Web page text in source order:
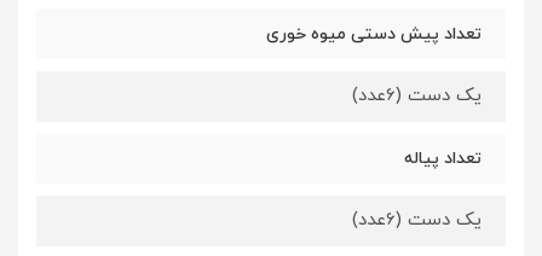
تعداد پیش دستی میوه خوری
یک دست (6عدد)
تعداد پیاله
یک دست (6عدد)